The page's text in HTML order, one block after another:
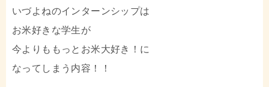
いづよねのインターンシップは
お米好きな学生が
今よりももっとお米大好き！に
なってしまう内容！！